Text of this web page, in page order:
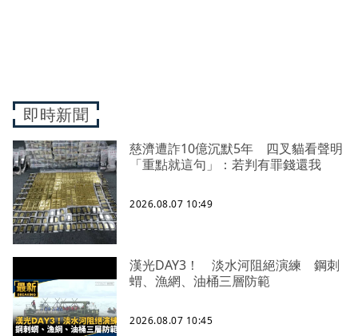
即時新聞
慈濟遭詐10億沉默5年 四叉貓看聲明
「重點就這句」：若判有罪錢還我
2026.08.07 10:49
漢光DAY3！ 淡水河阻絕演練 鋼刺
蝟、漁網、油桶三層防範
2026.08.07 10:45